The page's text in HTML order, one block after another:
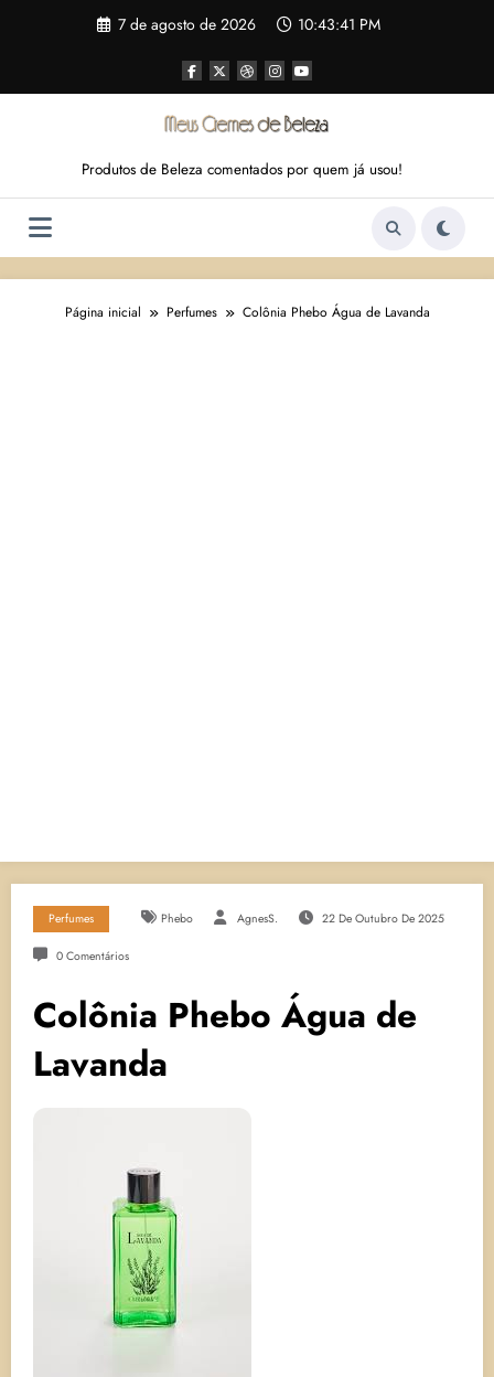
7 de agosto de 2026 10:43:42 PM
Produtos de Beleza comentados por quem já usou!
Página inicial Perfumes Colônia Phebo Água de Lavanda
Perfumes Phebo AgnesS. 22 De Outubro De 2025
0 Comentários
Colônia Phebo Água de
Lavanda